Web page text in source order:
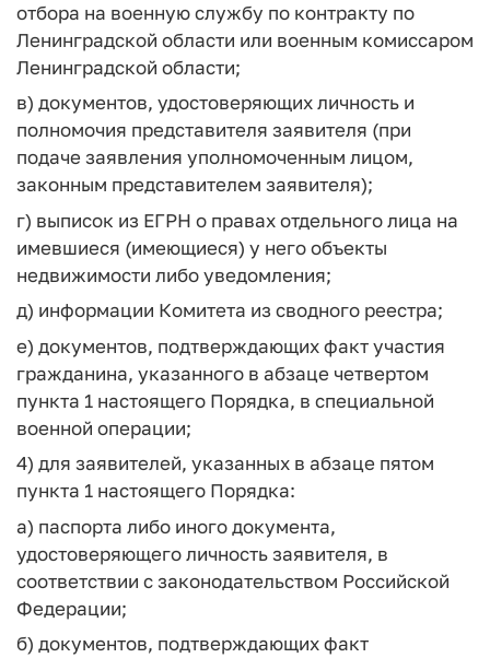
отбора на военную службу по контракту по
Ленинградской области или военным комиссаром
Ленинградской области;
в) документов, удостоверяющих личность и
полномочия представителя заявителя (при
подаче заявления уполномоченным лицом,
законным представителем заявителя);
г) выписок из ЕГРН о правах отдельного лица на
имевшиеся (имеющиеся) у него объекты
недвижимости либо уведомления;
д) информации Комитета из сводного реестра;
е) документов, подтверждающих факт участия
гражданина, указанного в абзаце четвертом
пункта 1 настоящего Порядка, в специальной
военной операции;
4) для заявителей, указанных в абзаце пятом
пункта 1 настоящего Порядка:
а) паспорта либо иного документа,
удостоверяющего личность заявителя, в
соответствии с законодательством Российской
Федерации;
б) документов, подтверждающих факт